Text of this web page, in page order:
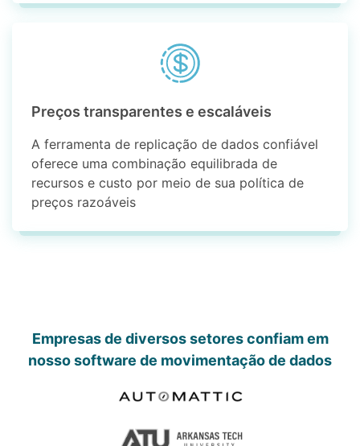
Preços transparentes e escaláveis
A ferramenta de replicação de dados confiável
oferece uma combinação equilibrada de
recursos e custo por meio de sua política de
preços razoáveis
Empresas de diversos setores confiam em
nosso software de movimentação de dados